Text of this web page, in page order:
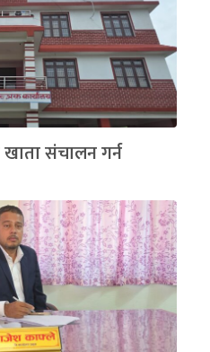
खाता संचालन गर्न